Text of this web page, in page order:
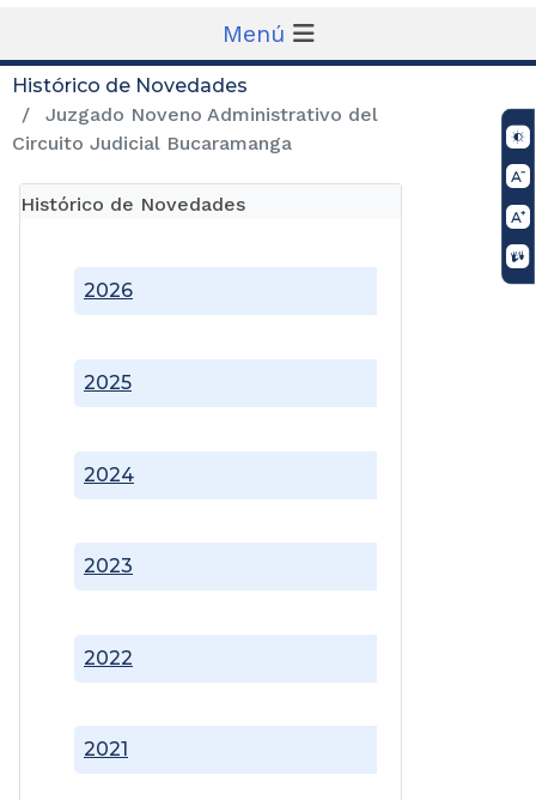
Menú
Histórico de Novedades
Juzgado Noveno Administrativo del
Circuito Judicial Bucaramanga
Histórico de Novedades
2021
2022
2023
2024
2025
2026